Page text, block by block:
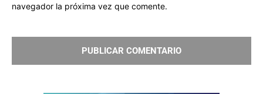
navegador la próxima vez que comente.